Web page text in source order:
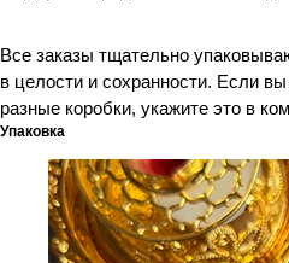
Все заказы тщательно
в целости и сохранности. Если
разные коробки, укажите это в
Упаковка